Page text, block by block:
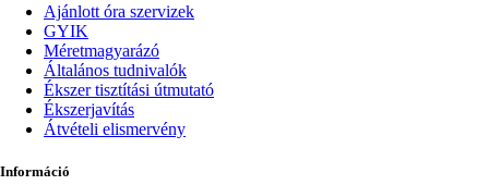
Ajánlott óra szervizek
GYIK
Méretmagyarázó
Általános tudnivalók
Ékszer tisztítási útmutató
Ékszerjavítás
Átvételi elismervény
Információ